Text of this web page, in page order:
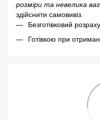
розміри та невелика
здійснити самовивіз.
Безготівковий
Готівкою при